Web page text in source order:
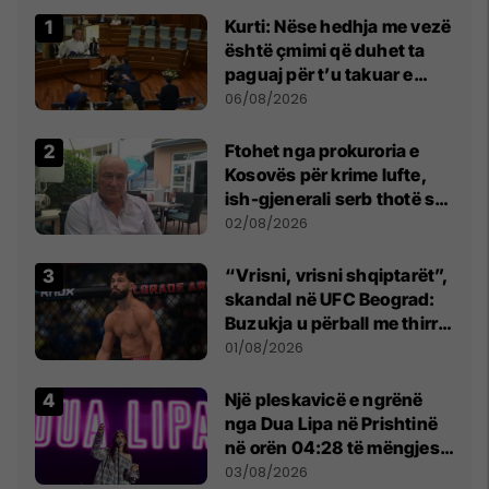
Kurti: Nëse hedhja me vezë
është çmimi që duhet ta
paguaj për t’u takuar e
bashkëbiseduar jam i
06/08/2026
Ftohet nga prokuroria e
Kosovës për krime lufte,
ish-gjenerali serb thotë se
dikush e tradhtoi në
02/08/2026
“Vrisni, vrisni shqiptarët”,
skandal në UFC Beograd:
Buzukja u përball me thirrje
anti-shqiptare nga
01/08/2026
Një pleskavicë e ngrënë
nga Dua Lipa në Prishtinë
në orën 04:28 të mëngjesit
- dhe bota digjitale serbe
03/08/2026